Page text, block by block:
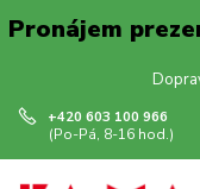
Pronájem
+420 603 100 966
(Po-Pá, 8-16 hod.)